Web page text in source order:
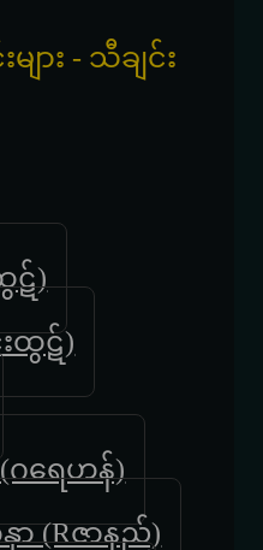
ျား - သီချင်း
ဋ်)
းထွဋ်)
ရေဟန်)
(Rဇာနည်)